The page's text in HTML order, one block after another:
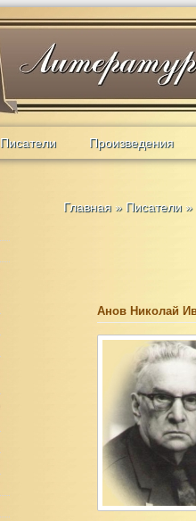
Писатели Произведения
Главная » Писатели »
Анов Николай